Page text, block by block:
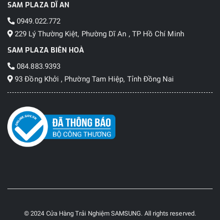
SAM PLAZA DĨ AN
0949.022.772
229 Lý Thường Kiệt, Phường Dĩ An , TP Hồ Chí Minh
SAM PLAZA BIÊN HOÀ
084.883.9393
93 Đồng Khởi , Phường Tam Hiệp, Tỉnh Đồng Nai
© 2024 Cửa Hàng Trải Nghiệm SAMSUNG. All rights reserved.